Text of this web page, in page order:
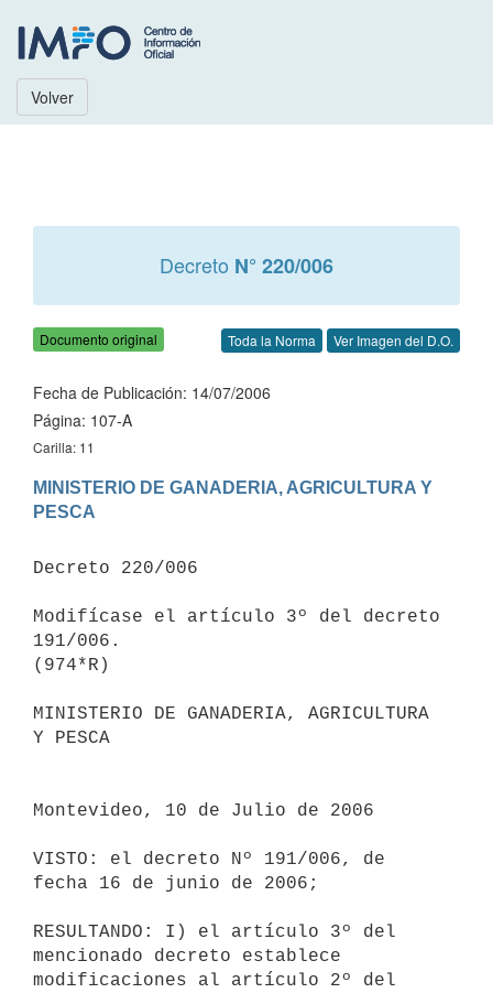
Volver
Decreto N° 220/006
Documento original Toda la Norma Ver Imagen del D.O.
Fecha de Publicación: 14/07/2006
Página: 107-A
Carilla: 11
MINISTERIO DE GANADERIA, AGRICULTURA Y
PESCA
Decreto 220/006
Modifícase el artículo 3º del decreto
191/006.
(974*R)
MINISTERIO DE GANADERIA, AGRICULTURA
Y PESCA
Montevideo, 10 de Julio de 2006
VISTO: el decreto Nº 191/006, de
fecha 16 de junio de 2006;
RESULTANDO: I) el artículo 3º del
mencionado decreto establece
modificaciones al artículo 2º del